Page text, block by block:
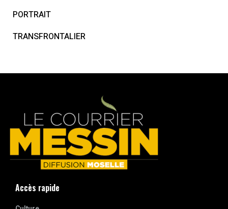
PORTRAIT
TRANSFRONTALIER
Accès rapide